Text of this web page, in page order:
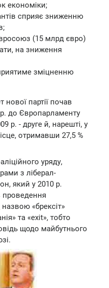
економіки;
сприяє зниженню
(15 млрд євро)
на зниження
зміцненню
партії почав
до Європарламенту
р. - друге й, нарешті, у
отримавши 27,5 %
уряду,
з ліберал-
який у 2010 р.
проведення
«брексіт»
та «exit», тобто
щодо майбутнього